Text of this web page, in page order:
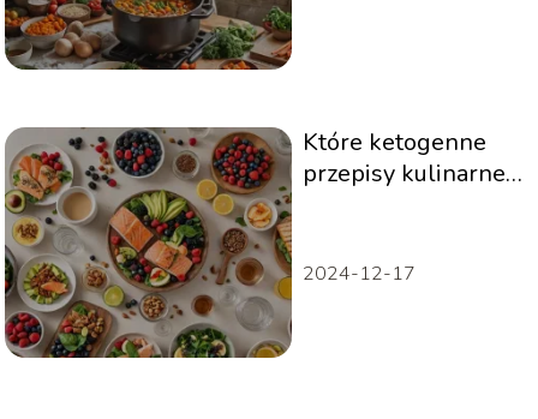
Które ketogenne
przepisy kulinarne
Przewodnik
2024-12-17